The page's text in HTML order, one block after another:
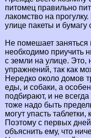
питомец правильно
лакомство на
улице пакеты и бумагу
Не помешает
необходимо приучить
с земли на улице.
упражнений, так как
Нередко около домов
еды, и собаки, а
подбирают, и не
тоже надо быть
могут упасть
Поэтому с первых
объяснить ему, что